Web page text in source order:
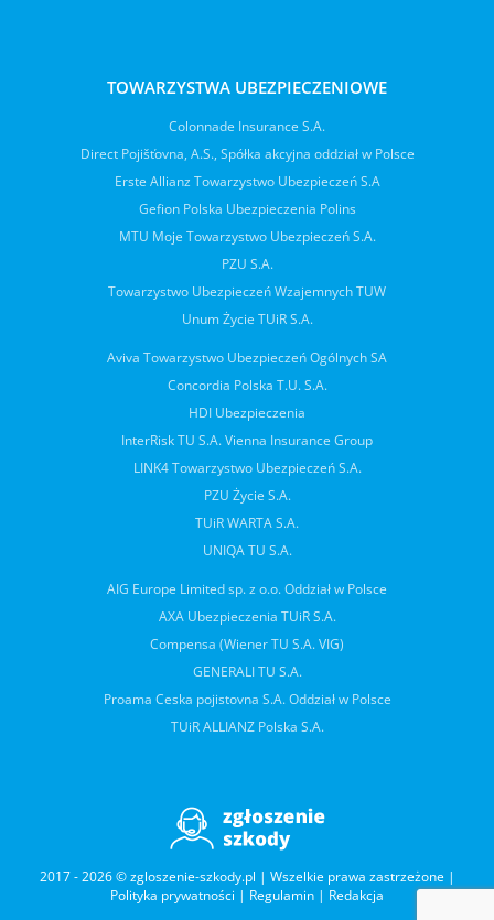
TOWARZYSTWA UBEZPIECZENIOWE
Colonnade Insurance S.A.
Direct Pojišťovna, A.S., Spółka akcyjna oddział w Polsce
Erste Allianz Towarzystwo Ubezpieczeń S.A
Gefion Polska Ubezpieczenia Polins
MTU Moje Towarzystwo Ubezpieczeń S.A.
PZU S.A.
Towarzystwo Ubezpieczeń Wzajemnych TUW
Unum Życie TUiR S.A.
Aviva Towarzystwo Ubezpieczeń Ogólnych SA
Concordia Polska T.U. S.A.
HDI Ubezpieczenia
InterRisk TU S.A. Vienna Insurance Group
LINK4 Towarzystwo Ubezpieczeń S.A.
PZU Życie S.A.
TUiR WARTA S.A.
UNIQA TU S.A.
AIG Europe Limited sp. z o.o. Oddział w Polsce
AXA Ubezpieczenia TUiR S.A.
Compensa (Wiener TU S.A. VIG)
GENERALI TU S.A.
Proama Ceska pojistovna S.A. Oddział w Polsce
TUiR ALLIANZ Polska S.A.
2017 - 2026 © zgloszenie-szkody.pl | Wszelkie prawa zastrzeżone |
Polityka prywatności | Regulamin | Redakcja